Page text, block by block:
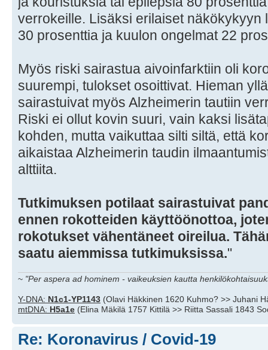
verrokeille. Lisäksi erilaiset näkökykyyn
30 prosenttia ja kuulon ongelmat 22
Myös riski sairastua aivoinfarktiin oli
suurempi, tulokset osoittivat. Hieman
sairastuivat myös Alzheimerin tautiin
Riski ei ollut kovin suuri, vain kaksi
kohden, mutta vaikuttaa silti siltä, että
aikaistaa Alzheimerin taudin
alttiita.
Tutkimuksen potilaat sairastuivat
ennen rokotteiden käyttöönottoa,
rokotukset vähentäneet oireilua.
saatu aiemmissa tutkimuksissa."
~ "Per aspera ad hominem - vaikeuksien kautta
Y-DNA: N1c1-YP1143 (Olavi Häkkinen 1620 Kuhmo? >> Juhani
mtDNA: H5a1e (Elina Mäkilä 1757 Kittilä >> Riitta Sassali 1843
Re: Koronavirus / Covid-19